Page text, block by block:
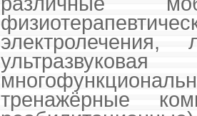
электролечения,
тренажёрные